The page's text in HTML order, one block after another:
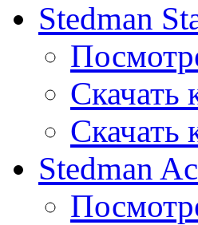
Stedman
Скачать
Скачать
Stedman